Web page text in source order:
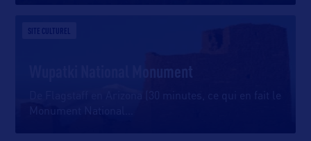
SITE CULTUREL
Wupatki National Monument
De Flagstaff en Arizona (30 minutes, ce qui en fait le
Monument National